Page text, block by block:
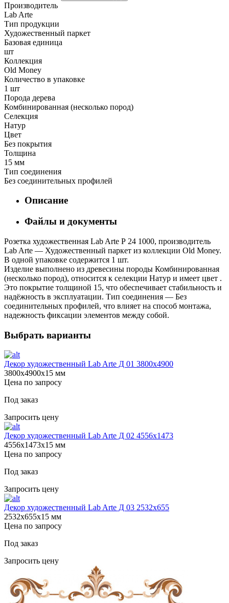
Производитель
Lab Arte
Тип продукции
Художественный паркет
Базовая единица
шт
Коллекция
Old Money
Количество в упаковке
1 шт
Порода дерева
Комбинированная (несколько пород)
Селекция
Натур
Цвет
Без покрытия
Толщина
15 мм
Тип соединения
Без соединительных профилей
Описание
Файлы и документы
Розетка художественная Lab Arte Р 24 1000, производитель
Lab Arte — Художественный паркет из коллекции Old Money.
В одной упаковке содержится 1 шт.
Изделие выполнено из древесины породы Комбинированная
(несколько пород), относится к селекции Натур и имеет цвет .
Это покрытие толщиной 15, что обеспечивает стабильность и
надёжность в эксплуатации. Тип соединения — Без
соединительных профилей, что влияет на способ монтажа,
надежность фиксации элементов между собой.
Выбрать варианты
Декор художественный Lab Arte Д 01 3800х4900
3800х4900х15 мм
Цена по запросу
Под заказ
Запросить цену
Декор художественный Lab Arte Д 02 4556x1473
4556х1473х15 мм
Цена по запросу
Под заказ
Запросить цену
Декор художественный Lab Arte Д 03 2532x655
2532х655х15 мм
Цена по запросу
Под заказ
Запросить цену